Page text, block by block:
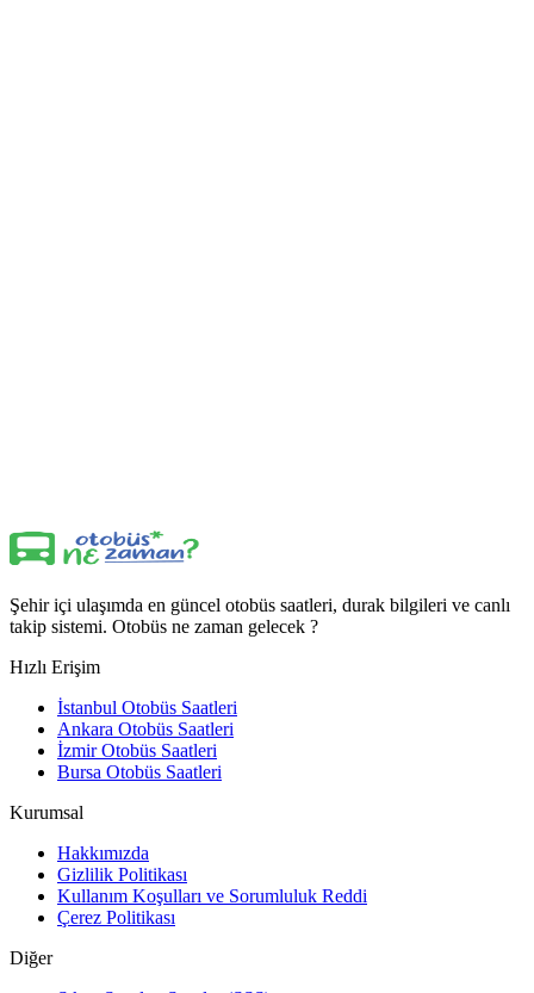
Şehir içi ulaşımda en güncel otobüs saatleri, durak bilgileri ve canlı
takip sistemi. Otobüs ne zaman gelecek ?
Hızlı Erişim
İstanbul Otobüs Saatleri
Ankara Otobüs Saatleri
İzmir Otobüs Saatleri
Bursa Otobüs Saatleri
Kurumsal
Hakkımızda
Gizlilik Politikası
Kullanım Koşulları ve Sorumluluk Reddi
Çerez Politikası
Diğer